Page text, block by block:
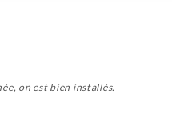
on est bien installés.